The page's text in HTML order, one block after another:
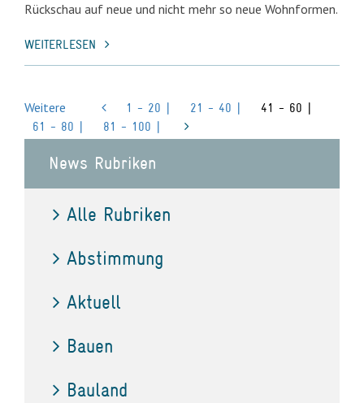
Rückschau auf neue und nicht mehr so neue Wohnformen.
WEITERLESEN
Weitere 1 - 20 | 21 - 40 |
41 - 60 |
61 - 80 |
81 - 100 |
News Rubriken
Alle Rubriken
Abstimmung
Aktuell
Bauen
Bauland